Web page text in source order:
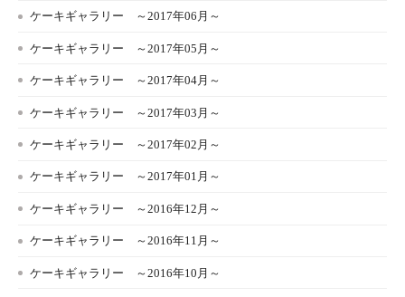
ケーキギャラリー ～2017年06月～
ケーキギャラリー ～2017年05月～
ケーキギャラリー ～2017年04月～
ケーキギャラリー ～2017年03月～
ケーキギャラリー ～2017年02月～
ケーキギャラリー ～2017年01月～
ケーキギャラリー ～2016年12月～
ケーキギャラリー ～2016年11月～
ケーキギャラリー ～2016年10月～